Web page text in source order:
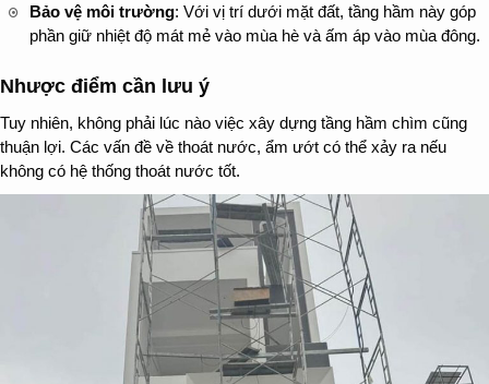
Bảo vệ môi trường: Với vị trí dưới mặt đất, tầng hầm này góp
phần giữ nhiệt độ mát mẻ vào mùa hè và ấm áp vào mùa đông.
Nhược điểm cần lưu ý
Tuy nhiên, không phải lúc nào việc xây dựng tầng hầm chìm cũng
thuận lợi. Các vấn đề về thoát nước, ẩm ướt có thể xảy ra nếu
không có hệ thống thoát nước tốt.